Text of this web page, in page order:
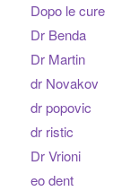
Dopo le cure
Dr Benda
Dr Martin
dr Novakov
dr popovic
dr ristic
Dr Vrioni
eo dent